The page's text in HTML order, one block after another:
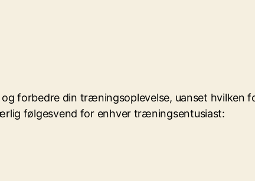
forbedre din træningsoplevelse, uanset hvilken
følgesvend for enhver træningsentusiast: